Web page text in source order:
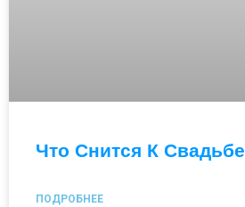
Что Снится К Свадьбе
ПОДРОБНЕЕ